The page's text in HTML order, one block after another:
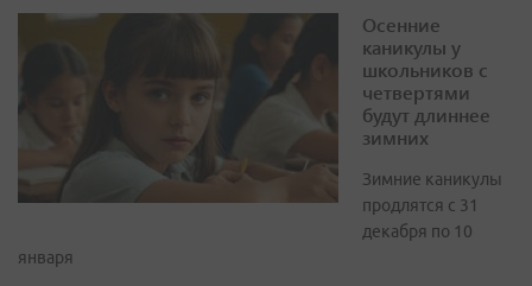
Осенние
каникулы у
школьников с
четвертями
будут длиннее
зимних
Зимние каникулы
продлятся с 31
декабря по 10
января